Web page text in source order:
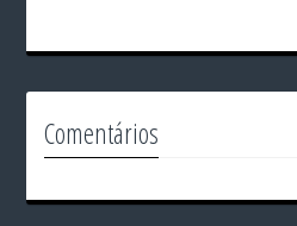
Comentários